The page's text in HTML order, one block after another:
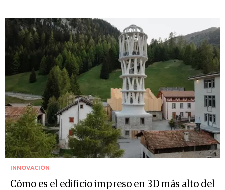
INNOVACIÓN
Cómo es el edificio impreso en 3D más alto del